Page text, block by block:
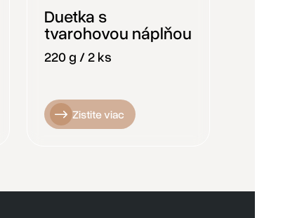
Duetka s
tvarohovou náplňou
220 g / 2 ks
Zistite viac